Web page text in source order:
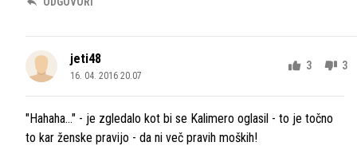
jeti48
16. 04. 2016 20.07
3 3
"Hahaha..." - je zgledalo kot bi se Kalimero oglasil - to je točno
to kar ženske pravijo - da ni več pravih moških!